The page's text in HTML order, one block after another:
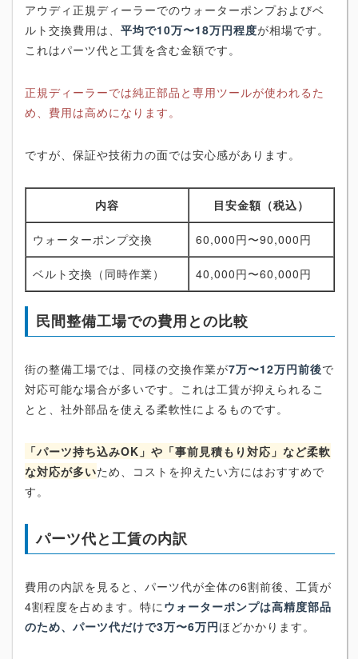
アウディ正規ディーラーでのウォーターポンプおよびベ
ルト交換費用は、 平均で10万〜18万円程度が相場です。
これはパーツ代と工賃を含む金額です。
正規ディーラーでは純正部品と専用ツールが使われるた
め、費用は高めになります。
ですが、保証や技術力の面では安心感があります。
内容 目安金額（税込）
ウォーターポンプ交換 60,000円〜90,000円
ベルト交換（同時作業） 40,000円〜60,000円
民間整備工場での費用との比較
街の整備工場では、同様の交換作業が7万〜12万円前後で
対応可能な場合が多いです。これは工賃が抑えられるこ
とと、社外部品を使える柔軟性によるものです。
「パーツ持ち込みOK」や「事前見積もり対応」など柔軟
な対応が多いため、コストを抑えたい方にはおすすめで
す。
パーツ代と工賃の内訳
費用の内訳を見ると、パーツ代が全体の6割前後、工賃が
4割程度を占めます。特にウォーターポンプは高精度部品
のため、パーツ代だけで3万〜6万円ほどかかります。